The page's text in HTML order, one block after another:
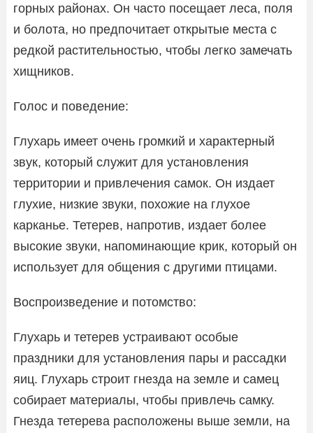
горных районах. Он часто посещает леса, поля
и болота, но предпочитает открытые места с
редкой растительностью, чтобы легко замечать
хищников.
Голос и поведение:
Глухарь имеет очень громкий и характерный
звук, который служит для установления
территории и привлечения самок. Он издает
глухие, низкие звуки, похожие на глухое
карканье. Тетерев, напротив, издает более
высокие звуки, напоминающие крик, который он
использует для общения с другими птицами.
Воспроизведение и потомство:
Глухарь и тетерев устраивают особые
праздники для установления пары и рассадки
яиц. Глухарь строит гнезда на земле и самец
собирает материалы, чтобы привлечь самку.
Гнезда тетерева расположены выше земли, на